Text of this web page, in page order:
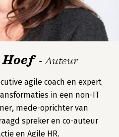
- Auteur
agile coach en expert
in een non-IT
mede-oprichter van
spreker en co-auteur
en Agile HR.